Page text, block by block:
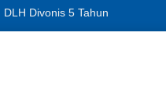
Desak Polisi Tetapkan P-